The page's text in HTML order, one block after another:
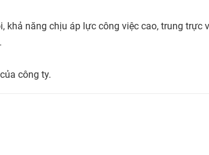
khả năng chịu áp lực công việc cao, trung trực
công ty.